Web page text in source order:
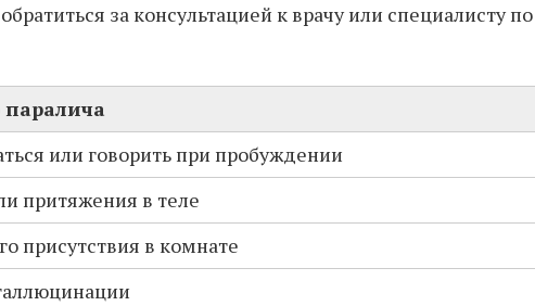
за консультацией к врачу или специалисту по
или говорить при пробуждении
притяжения в теле
присутствия в комнате